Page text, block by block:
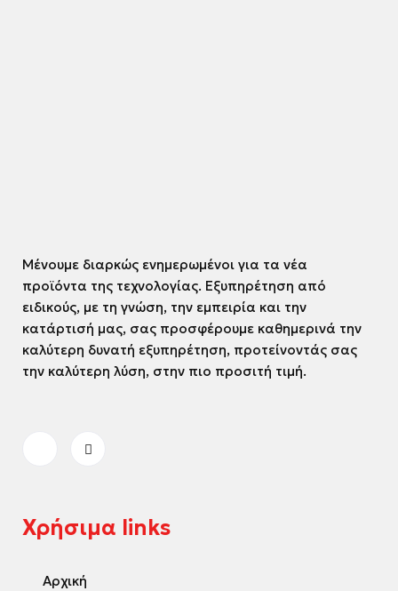
Μένουμε διαρκώς ενημερωμένοι για τα νέα
προϊόντα της τεχνολογίας. Εξυπηρέτηση από
ειδικούς, με τη γνώση, την εμπειρία και την
κατάρτισή μας, σας προσφέρουμε καθημερινά την
καλύτερη δυνατή εξυπηρέτηση, προτείνοντάς σας
την καλύτερη λύση, στην πιο προσιτή τιμή.
Χρήσιμα links
Αρχική